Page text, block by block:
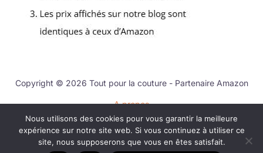
Copyright © 2026 Tout pour la couture - Partenaire Amazon
A propos
Contact
Mentions légales
Politique de confidentialité
Nous utilisons des cookies pour vous garantir la meilleure
expérience sur notre site web. Si vous continuez à utiliser ce
site, nous supposerons que vous en êtes satisfait.